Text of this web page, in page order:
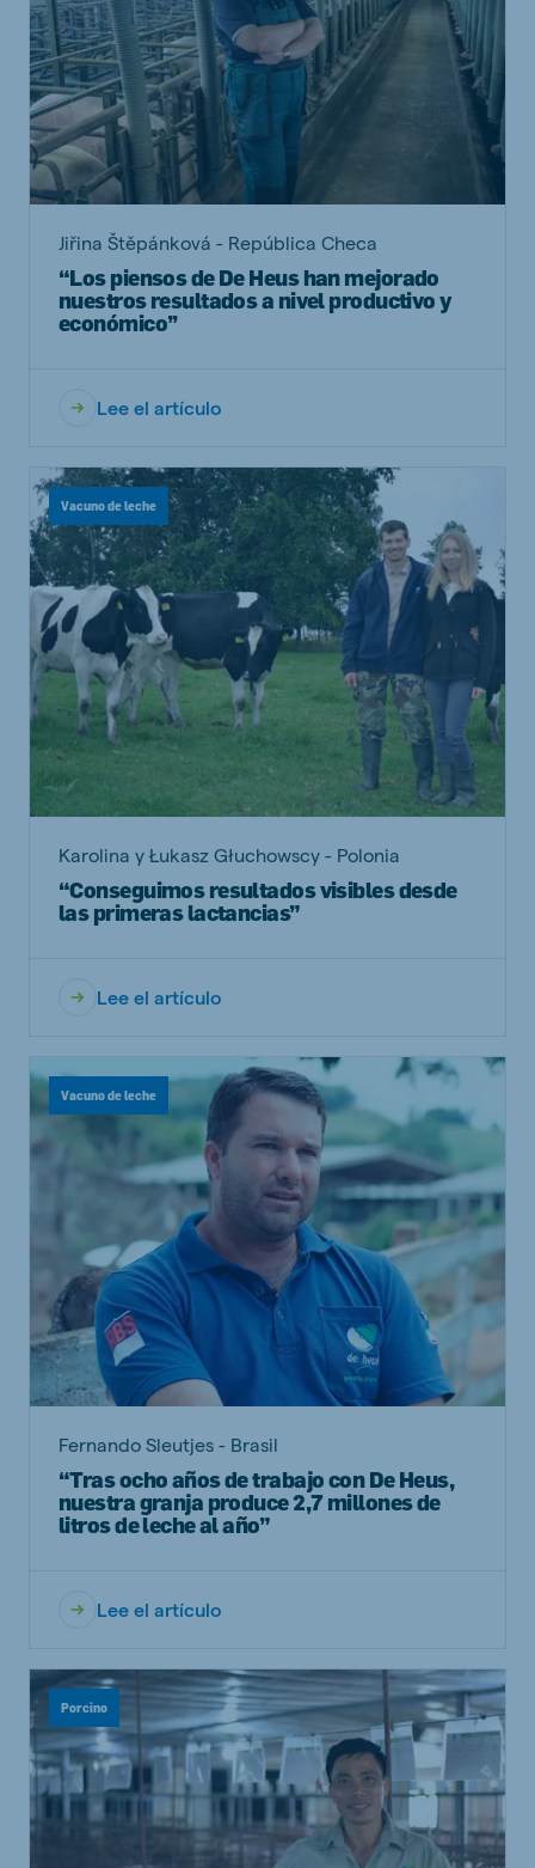
Jiřina Štěpánková - República Checa
“Los piensos de De Heus han mejorado
nuestros resultados a nivel productivo y
económico’’
Lee el artículo
Vacuno de leche
Karolina y Łukasz Głuchowscy - Polonia
“Conseguimos resultados visibles desde
las primeras lactancias”
Lee el artículo
Vacuno de leche
Fernando Sleutjes - Brasil
“Tras ocho años de trabajo con De Heus,
nuestra granja produce 2,7 millones de
litros de leche al año”
Lee el artículo
Porcino